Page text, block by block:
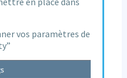
vos paramètres de